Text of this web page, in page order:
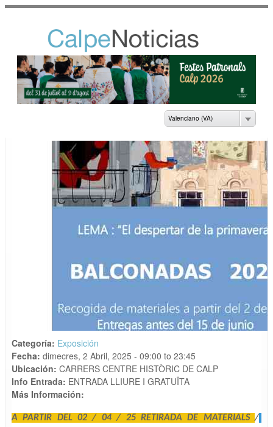
NOTICIAS DEL
AYUNTAMIENTO DE
Valenciano (VA)
Categoría: Exposición
Fecha: dimecres, 2 Abril, 2025 - 09:00 to 23:45
Ubicación: CARRERS CENTRE HISTÒRIC DE CALP
Info Entrada: ENTRADA LLIURE I GRATUÏTA
Más Información:
A PARTIR DEL 02 / 04 / 25 RETIRADA DE MATERIALS /